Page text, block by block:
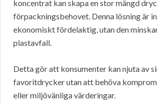
koncentrat kan skapa en stor mängd
förpackningsbehovet. Denna lösning är
ekonomiskt fördelaktig, utan den
plastavfall.
Detta gör att konsumenter kan njuta av
favoritdrycker utan att behöva
eller miljövänliga värderingar.